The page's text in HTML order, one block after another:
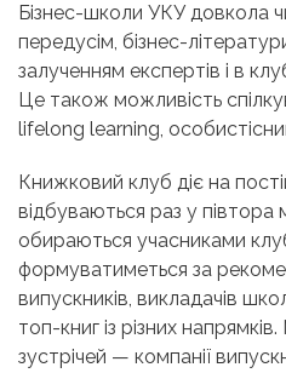
Бізнес-школи УКУ довкола
передусім, бізнес-
залученням експертів і в
Це також можливість
lifelong learning,
Книжковий клуб діє на
відбуваються раз у півтора
обираються учасниками
формуватиметься за
випускників, викладачів
топ-книг із різних
зустрічей — компанії